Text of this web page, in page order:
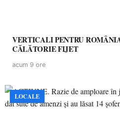
VERTICALI PENTRU
CĂLĂTORIE FIJET
acum 9 ore
LOCALE